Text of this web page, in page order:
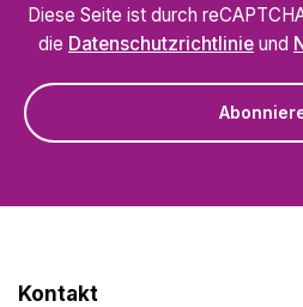
Diese Seite ist durch
die Datenschutzrichtlinie und
Kontakt